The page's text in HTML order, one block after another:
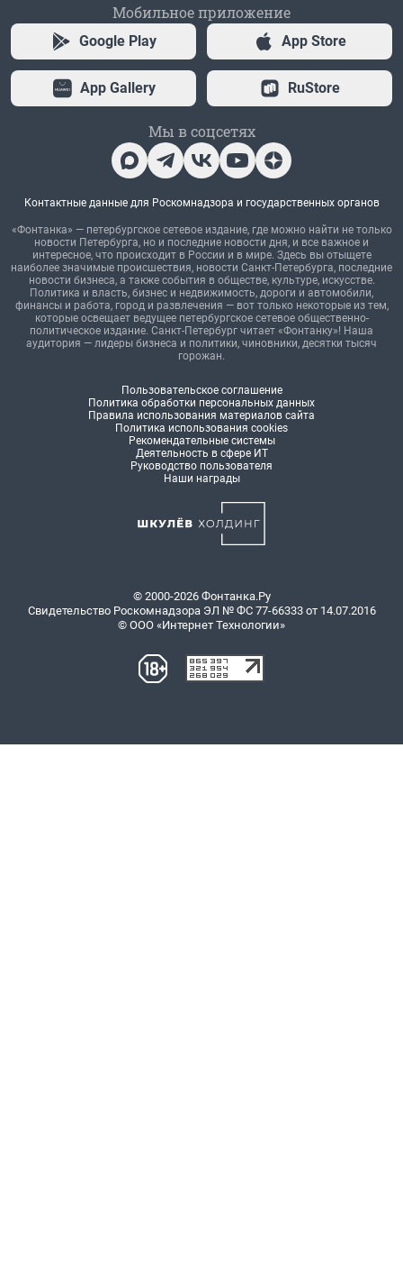
Мобильное приложение
Google Play App Store
App Gallery RuStore
Мы в соцсетях
Контактные данные для Роскомнадзора и государственных органов
«Фонтанка» — петербургское сетевое издание, где можно найти не только
новости Петербурга, но и последние новости дня, и все важное и
интересное, что происходит в России и в мире. Здесь вы отыщете
наиболее значимые происшествия, новости Санкт-Петербурга, последние
новости бизнеса, а также события в обществе, культуре, искусстве.
Политика и власть, бизнес и недвижимость, дороги и автомобили,
финансы и работа, город и развлечения — вот только некоторые из тем,
которые освещает ведущее петербургское сетевое общественно-
политическое издание. Санкт-Петербург читает «Фонтанку»! Наша
аудитория — лидеры бизнеса и политики, чиновники, десятки тысяч
горожан.
Пользовательское соглашение
Политика обработки персональных данных
Правила использования материалов сайта
Политика использования cookies
Рекомендательные системы
Деятельность в сфере ИТ
Руководство пользователя
Наши награды
© 2000-2026 Фонтанка.Ру
Свидетельство Роскомнадзора ЭЛ № ФС 77-66333 от 14.07.2016
© ООО «Интернет Технологии»